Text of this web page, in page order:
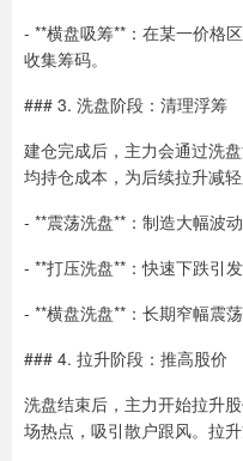
- **横盘吸筹**：在某一价格
收集筹码。
### 3. 洗盘阶段：清理浮筹
建仓完成后，主力会通过洗
均持仓成本，为后续拉升减
- **震荡洗盘**：制造大幅波
- **打压洗盘**：快速下跌引
- **横盘洗盘**：长期窄幅震
### 4. 拉升阶段：推高股价
洗盘结束后，主力开始拉升
场热点，吸引散户跟风。拉升